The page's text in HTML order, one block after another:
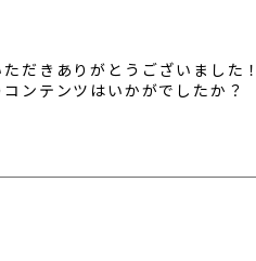
だきありがとうございました！
ンテンツはいかがでしたか？